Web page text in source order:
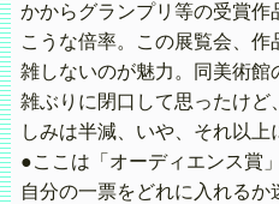
かからグランプリ等の受賞作
こうな倍率。この展覧会、
雑しないのが魅力。同美術館
雑ぶりに閉口して思ったけど
しみは半減、いや、それ以上
●ここは「オーディエンス賞
自分の一票をどれに入れる